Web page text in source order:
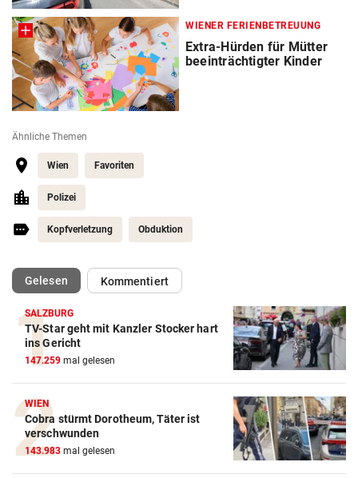
WIENER FERIENBETREUUNG
Extra-Hürden für Mütter
beeinträchtigter Kinder
Ähnliche Themen
Wien Favoriten
Polizei
Kopfverletzung Obduktion
Gelesen(ausgewählt)Kommentiert
SALZBURG
TV-Star geht mit Kanzler Stocker hart
ins Gericht
147.259 mal gelesen
WIEN
Cobra stürmt Dorotheum, Täter ist
verschwunden
143.983 mal gelesen